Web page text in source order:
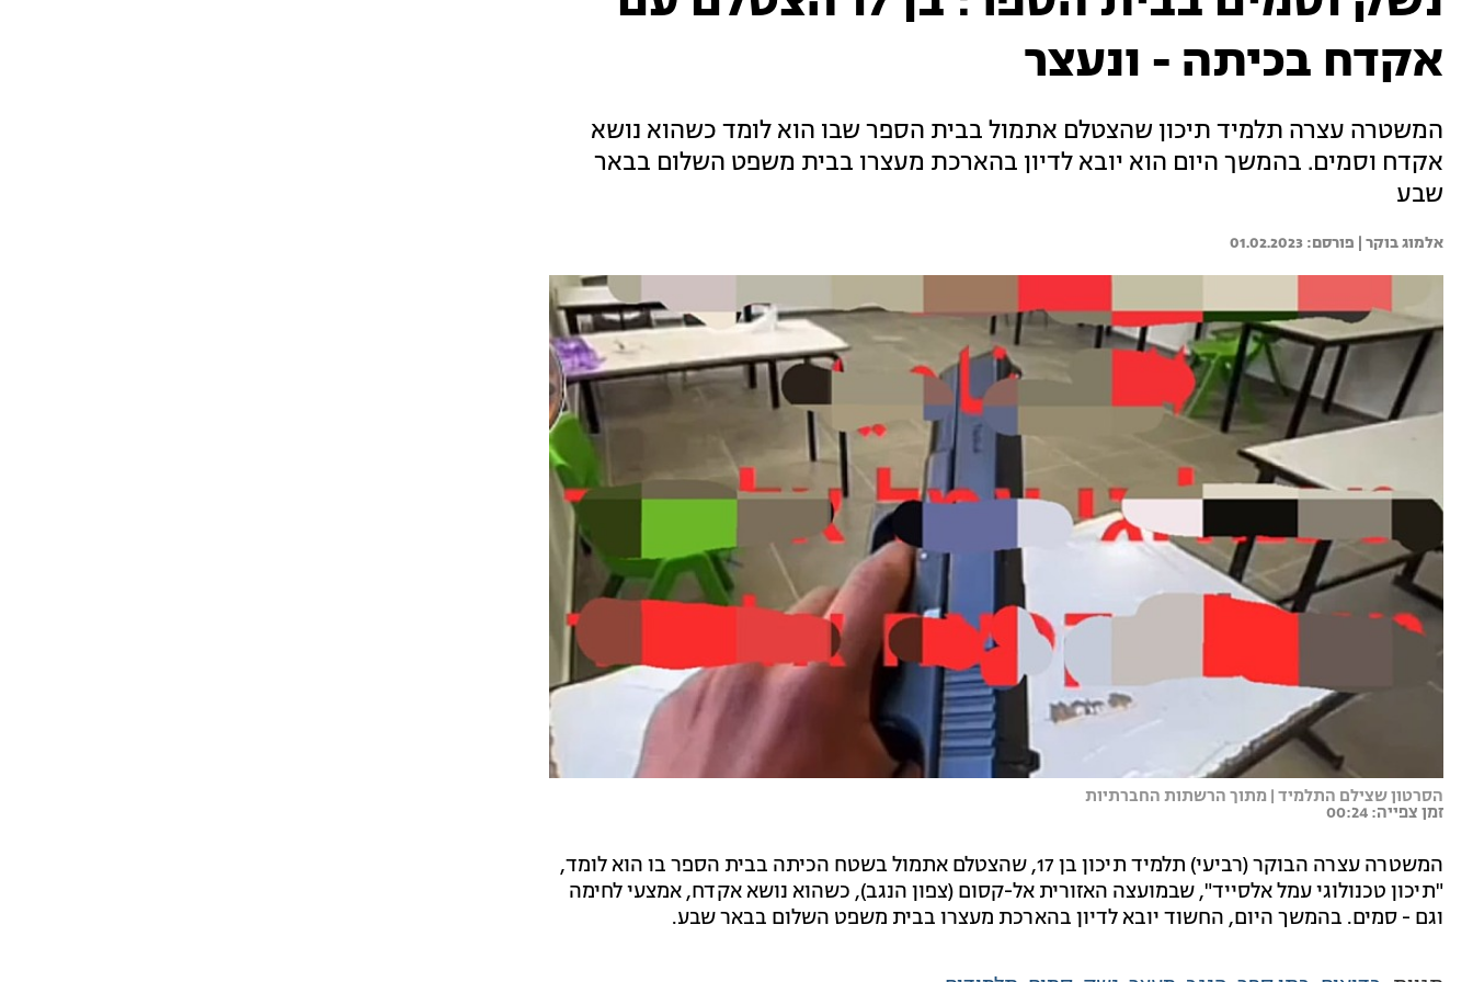
אקדח בכיתה - ונעצר
המשטרה עצרה תלמיד תיכון שהצטלם אתמול בבית הספר שבו הוא לומד כשהוא נושא
אקדח וסמים. בהמשך היום הוא יובא לדיון בהארכת מעצרו בבית משפט השלום בבאר
שבע
אלמוג בוקר | 01.02.2023
הסרטון שצילם התלמיד | מתוך הרשתות החברתיות
זמן צפייה: 00:24
המשטרה עצרה הבוקר (רביעי) תלמיד תיכון בן 17, שהצטלם אתמול בשטח הכיתה בבית הספר בו הוא לומד,
"תיכון טכנולוגי עמל אלסייד", שבמועצה האזורית אל-קסום (צפון הנגב), כשהוא נושא אקדח, אמצעי לחימה
וגם - סמים. בהמשך היום, החשוד יובא לדיון בהארכת מעצרו בבית משפט השלום בבאר שבע.